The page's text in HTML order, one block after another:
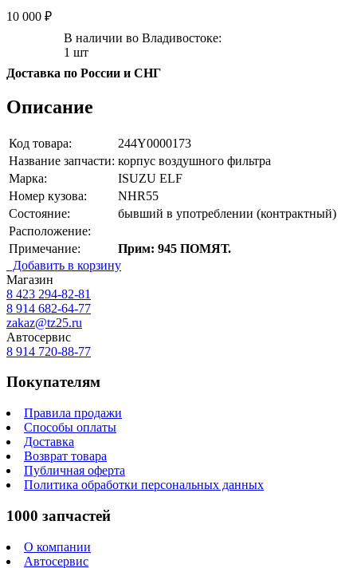
10 000 ₽
В наличии во Владивостоке:
1 шт
Доставка по России и СНГ
Описание
Код товара:
244Y0000173
Название запчасти: корпус воздушного фильтра
Марка:
ISUZU ELF
Номер кузова:
NHR55
Состояние:
бывший в употреблении (контрактный)
Расположение:
Примечание:
Прим: 945 ПОМЯТ.
Добавить в корзину
Магазин
8 423 294-82-81
8 914 682-64-77
zakaz@tz25.ru
Автосервис
8 914 720-88-77
Покупателям
Правила продажи
Способы оплаты
Доставка
Возврат товара
Публичная оферта
Политика обработки персональных данных
1000 запчастей
О компании
Автосервис